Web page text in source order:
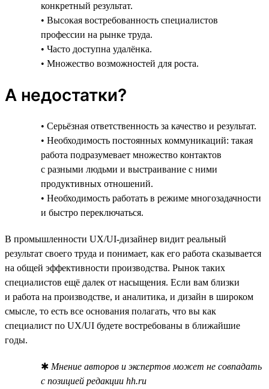
конкретный результат.
• Высокая востребованность специалистов
профессии на рынке труда.
• Часто доступна удалёнка.
• Множество возможностей для роста.
А недостатки?
• Серьёзная ответственность за качество и результат.
• Необходимость постоянных коммуникаций: такая
работа подразумевает множество контактов
с разными людьми и выстраивание с ними
продуктивных отношений.
• Необходимость работать в режиме многозадачности
и быстро переключаться.
В промышленности UX/UI-дизайнер видит реальный
результат своего труда и понимает, как его работа сказывается
на общей эффективности производства. Рынок таких
специалистов ещё далек от насыщения. Если вам близки
и работа на производстве, и аналитика, и дизайн в широком
смысле, то есть все основания полагать, что вы как
специалист по UX/UI будете востребованы в ближайшие
годы.
✱ Мнение авторов и экспертов может не совпадать
с позицией редакции hh.ru